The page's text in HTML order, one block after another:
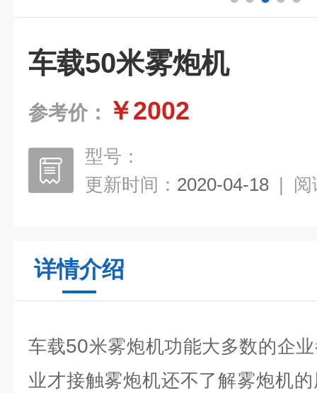
车载50米雾炮机
参考价： ￥2002
型号：
更新时间： 2020-04-18 | 阅
详情介绍
车载50米雾炮机功能大多数的企
业才接触雾炮机还不了解雾炮机